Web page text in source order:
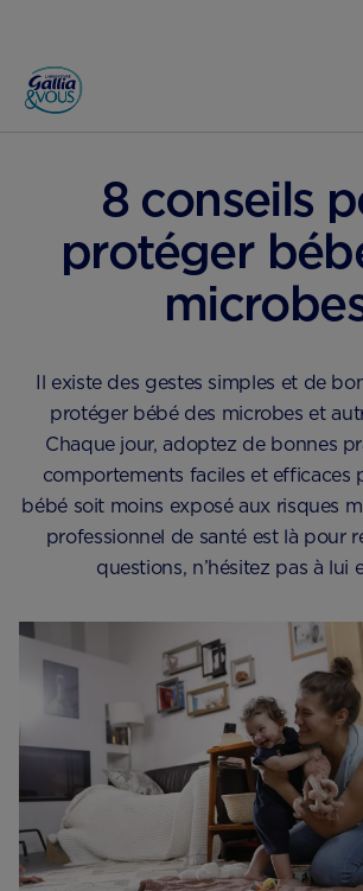
ACCUEIL
8 conseils
protéger
Il existe des gestes simples et de
protéger bébé des microbes et
Chaque jour, adoptez de bonnes
comportements faciles et efficaces
bébé soit moins exposé aux risques
professionnel de santé est là pour
questions, n’hésitez pas à lui